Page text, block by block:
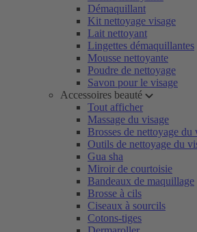
Démaquillant
Kit nettoyage visage
Lait nettoyant
Lingettes démaquillantes
Mousse nettoyante
Poudre de nettoyage
Savon pour le visage
Accessoires beauté
Tout afficher
Massage du visage
Brosses de nettoyage du
Outils de nettoyage du
Gua sha
Miroir de courtoisie
Bandeaux de maquillage
Brosse à cils
Ciseaux à sourcils
Cotons-tiges